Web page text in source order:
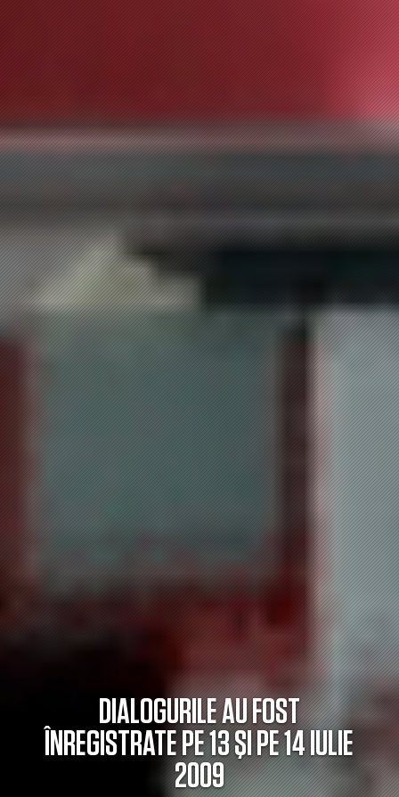
DIALOGURILE AU FOST
ÎNREGISTRATE PE 13 ŞI PE 14 IULIE
2009